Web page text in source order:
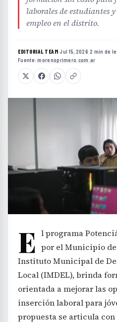
laborales de estudiantes
empleo en el distrito.
EDITORIAL TEAM·Jul 15, 2026·2 min de
Fuente:morenoprimero.com.ar
E l programa
por el Municipio
Instituto Municipal de
Local (IMDEL), brinda
orientada a mejorar las
inserción laboral para
propuesta se articula